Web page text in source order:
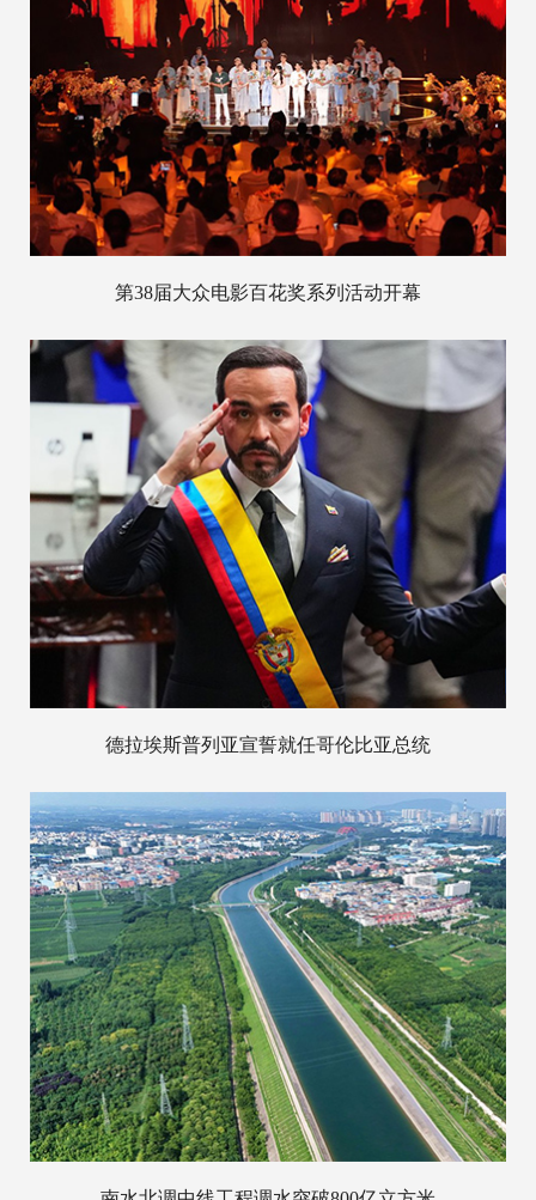
第38届大众电影百花奖系列活动开幕
德拉埃斯普列亚宣誓就任哥伦比亚总统